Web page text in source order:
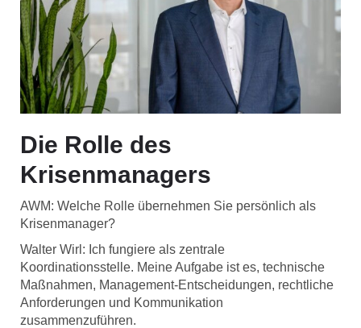
Die Rolle des
Krisenmanagers
AWM: Welche Rolle übernehmen Sie persönlich als
Krisenmanager?
Walter Wirl: Ich fungiere als zentrale
Koordinationsstelle. Meine Aufgabe ist es, technische
Maßnahmen, Management-Entscheidungen, rechtliche
Anforderungen und Kommunikation
zusammenzuführen.